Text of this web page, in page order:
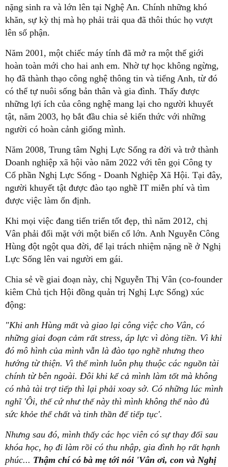
nặng sinh ra và lớn lên tại Nghệ An. Chính những khó
khăn, sự kỳ thị mà họ phải trải qua đã thôi thúc họ vượt
lên số phận.
Năm 2001, một chiếc máy tính đã mở ra một thế giới
hoàn toàn mới cho hai anh em. Nhờ tự học không ngừng,
họ đã thành thạo công nghệ thông tin và tiếng Anh, từ đó
có thể tự nuôi sống bản thân và gia đình. Thấy được
những lợi ích của công nghệ mang lại cho người khuyết
tật, năm 2003, họ bắt đầu chia sẻ kiến thức với những
người có hoàn cảnh giống mình.
Năm 2008, Trung tâm Nghị Lực Sống ra đời và trở thành
Doanh nghiệp xã hội vào năm 2022 với tên gọi Công ty
Cổ phần Nghị Lực Sống - Doanh Nghiệp Xã Hội. Tại đây,
người khuyết tật được đào tạo nghề IT miễn phí và tìm
được việc làm ổn định.
Khi mọi việc đang tiến triển tốt đẹp, thì năm 2012, chị
Vân phải đối mặt với một biến cố lớn. Anh Nguyễn Công
Hùng đột ngột qua đời, để lại trách nhiệm nặng nề ở Nghị
Lực Sống lên vai người em gái.
Chia sẻ về giai đoạn này, chị Nguyễn Thị Vân (co-founder
kiêm Chủ tịch Hội đồng quản trị Nghị Lực Sống) xúc
động:
"Khi anh Hùng mất và giao lại công việc cho Vân, có
những giai đoạn cảm rất stress, áp lực vì dòng tiền. Vì khi
đó mô hình của mình vẫn là đào tạo nghề nhưng theo
hướng từ thiện. Vì thế mình luôn phụ thuộc các nguồn tài
chính từ bên ngoài. Đôi khi kể cả mình làm tốt mà không
có nhà tài trợ tiếp thì lại phải xoay sở. Có những lúc mình
nghĩ 'Ôi, thế cứ như thế này thì mình không thể nào đủ
sức khỏe thể chất và tinh thần để tiếp tục'.
Nhưng sau đó, mình thấy các học viên có sự thay đổi sau
khóa học, họ đi làm rồi có thu nhập, gia đình họ rất hạnh
phúc... Thậm chí có bà mẹ tới nói 'Vân ơi, con và Nghị